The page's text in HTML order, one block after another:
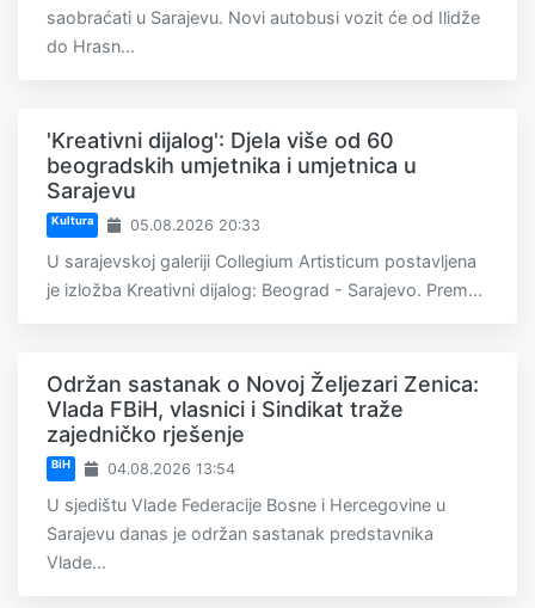
saobraćati u Sarajevu. Novi autobusi vozit će od Ilidže
do Hrasn...
'Kreativni dijalog': Djela više od 60
beogradskih umjetnika i umjetnica u
Sarajevu
Kultura 05.08.2026 20:33
U sarajevskoj galeriji Collegium Artisticum postavljena
je izložba Kreativni dijalog: Beograd - Sarajevo. Prem...
Održan sastanak o Novoj Željezari Zenica:
Vlada FBiH, vlasnici i Sindikat traže
zajedničko rješenje
BiH 04.08.2026 13:54
U sjedištu Vlade Federacije Bosne i Hercegovine u
Sarajevu danas je održan sastanak predstavnika
Vlade...